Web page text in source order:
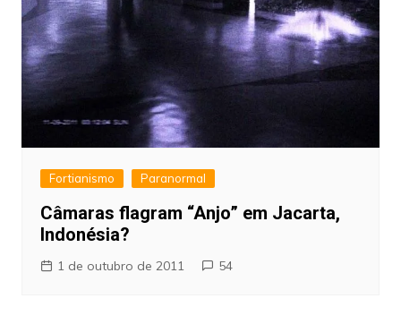
Fortianismo Paranormal
Câmaras flagram “Anjo” em Jacarta,
Indonésia?
1 de outubro de 2011 54